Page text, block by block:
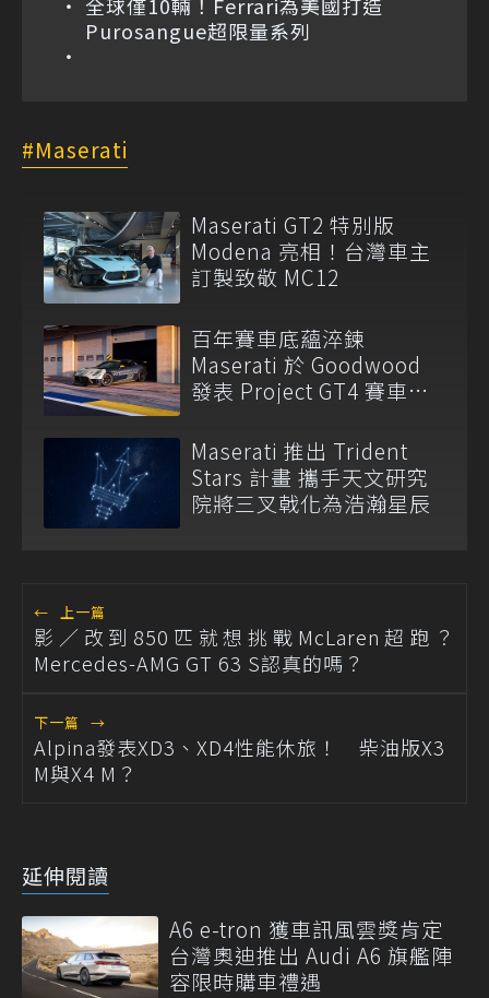
全球僅10輛！Ferrari為美國打造
Purosangue超限量系列
Maserati
Maserati GT2 特別版
Modena 亮相！台灣車主
訂製致敬 MC12
百年賽車底蘊淬鍊
Maserati 於 Goodwood
發表 Project GT4 賽車與
Maserati 推出 Trident
Stars 計畫 攜手天文研究
院將三叉戟化為浩瀚星辰
← 上一篇
影／改到850匹就想挑戰McLaren超跑？
Mercedes-AMG GT 63 S認真的嗎？
下一篇 →
Alpina發表XD3、XD4性能休旅！ 柴油版X3
M與X4 M？
延伸閱讀
A6 e-tron 獲車訊風雲獎肯定
台灣奧迪推出 Audi A6 旗艦陣
容限時購車禮遇